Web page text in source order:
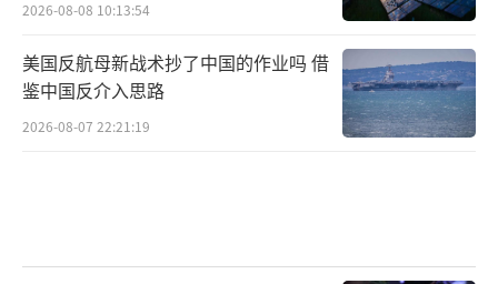
2026-08-08 10:13:54
美国反航母新战术抄了中国的作业吗 借
鉴中国反介入思路
2026-08-07 22:21:19